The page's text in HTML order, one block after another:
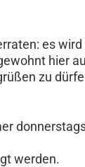
es
hier
zu
werden.